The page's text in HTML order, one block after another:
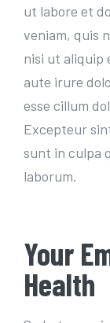
ut labore et
veniam, quis
nisi ut aliquip
aute irure
esse cillum
Excepteur
sunt in culpa
laborum.
Your
Health